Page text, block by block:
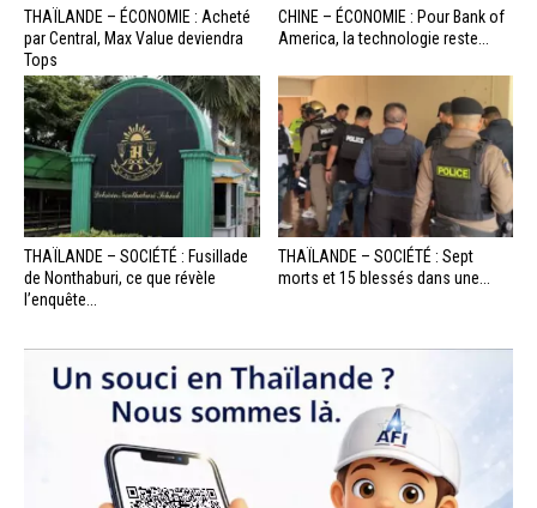
THAÏLANDE – ÉCONOMIE : Acheté
par Central, Max Value deviendra
Tops
CHINE – ÉCONOMIE : Pour Bank of
America, la technologie reste...
THAÏLANDE – SOCIÉTÉ : Fusillade
de Nonthaburi, ce que révèle
l’enquête...
THAÏLANDE – SOCIÉTÉ : Sept
morts et 15 blessés dans une...